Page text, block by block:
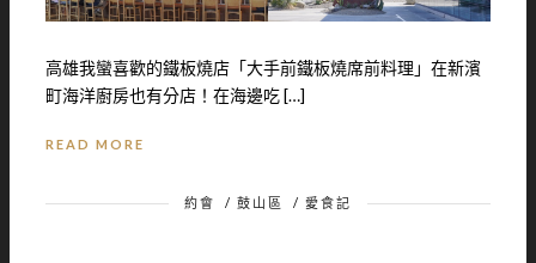
高雄我蠻喜歡的鐵板燒店「大手前鐵板燒席前料理」在新濱
町海洋廚房也有分店！在海邊吃 […]
READ MORE
約會 / 鼓山區 / 愛食記